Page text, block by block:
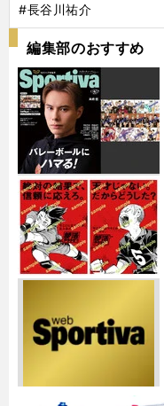
#長谷川祐介
編集部のおすすめ